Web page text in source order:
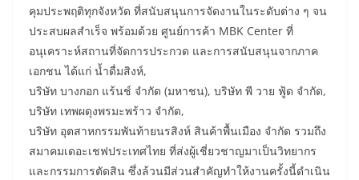
คุมประพฤติทุกจังหวัด ที่สนับสนุนการจัดงานในระดับต่าง ๆ จน
ประสบผลสำเร็จ พร้อมด้วย ศูนย์การค้า MBK Center ที่
อนุเคราะห์สถานที่จัดการประกวด และการสนับสนุนจากภาค
เอกชน ได้แก่ น้ำดื่มสิงห์,
บริษัท บางกอก แร้นช์ จำกัด (มหาชน), บริษัท พี วาย ฟู้ด จำกัด,
บริษัท เทพผดุงพรมะพร้าว จำกัด,
บริษัท อุตสาหกรรมพันท้ายนรสิงห์ สินค้าพื้นเมือง จำกัด รวมถึง
สมาคมเดอะเชฟประเทศไทย ที่ส่งผู้เชี่ยวชาญมาเป็นวิทยากร
และกรรมการตัดสิน ซึ่งล้วนมีส่วนสำคัญทำให้งานครั้งนี้ดำเนิน